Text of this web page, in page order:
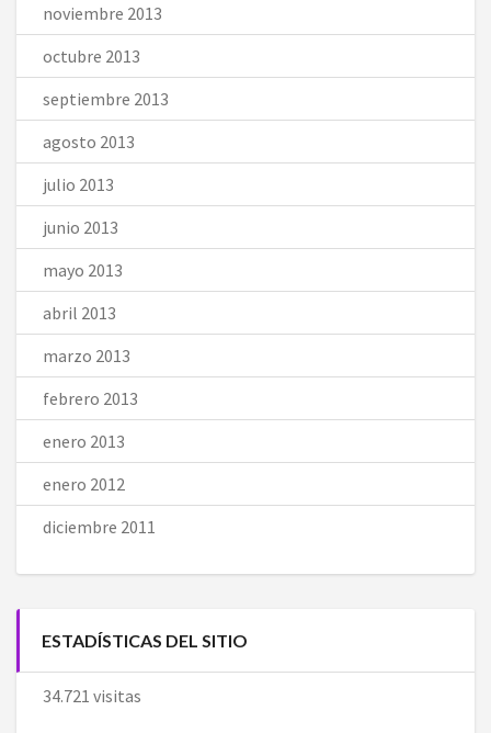
noviembre 2013
octubre 2013
septiembre 2013
agosto 2013
julio 2013
junio 2013
mayo 2013
abril 2013
marzo 2013
febrero 2013
enero 2013
enero 2012
diciembre 2011
ESTADÍSTICAS DEL SITIO
34.721 visitas